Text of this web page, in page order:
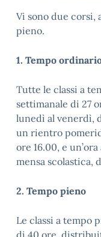
Vi sono due corsi,
pieno.
1. Tempo
Tutte le classi a
settimanale di 27
lunedì al venerdì,
un rientro
ore 16.00, e
mensa scolastica,
2. Tempo pieno
Le classi a tempo
di 40 ore,